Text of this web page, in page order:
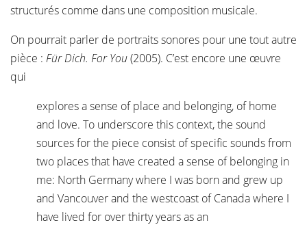
structurés comme dans une composition musicale.
On pourrait parler de portraits sonores pour une tout autre
pièce : Für Dich. For You(2005). C’est encore une œuvre
qui
explores a sense of place and belonging, of home
and love. To underscore this context, the sound
sources for the piece consist of specific sounds from
two places that have created a sense of belonging in
me: North Germany where I was born and grew up
and Vancouver and the westcoast of Canada where I
have lived for over thirty years as an